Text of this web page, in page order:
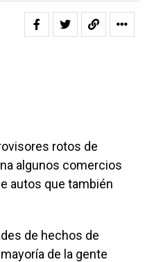
rotos de
algunos comercios
autos que también
de hechos de
de la gente